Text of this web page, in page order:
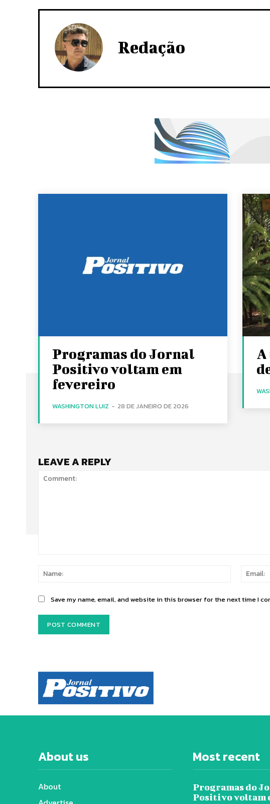
Redação
Programas do Jornal
Positivo voltam em
fevereiro
WASHINGTON LUIZ - 28 DE JANEIRO DE 2026
LEAVE A REPLY
Name:
Save my name, email, and website in this browser for the next time I
About us
About
Most recent
Programas do
Positivo voltam